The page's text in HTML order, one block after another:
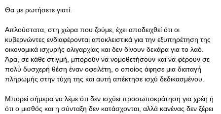
Θα με ρωτήσετε γιατί.
Απλούστατα, στη χώρα που ζούμε, έχει αποδειχθεί ότι οι
κυβερνώντες ενδιαφέρονται αποκλειστικά για την εξυπηρέτηση της
οικονομικά ισχυρής ολιγαρχίας και δεν δίνουν δεκάρα για το λαό.
Άρα, σε κάθε στιγμή, μπορούν να νομοθετήσουν και να φέρουν σε
πολύ δυσχερή θέση έναν οφειλέτη, ο οποίος άφησε μια διαταγή
πληρωμής στην τύχη της και αυτή απέκτησε ισχύ δεδικασμένου.
Μπορεί σήμερα να λέμε ότι δεν ισχύει προσωποκράτηση για χρέη ή
ότι ο μισθός και η σύνταξη δεν κατάσχονται, αλλά κανένας δεν ξέρει